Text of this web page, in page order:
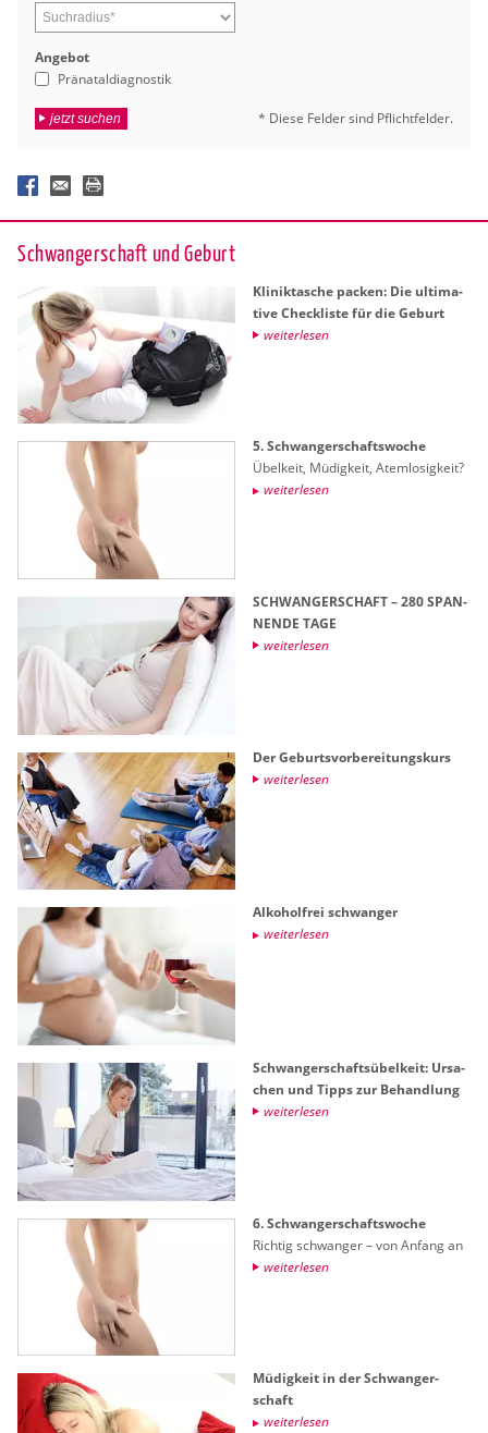
An­ge­bot
Pränataldiagnostik
jetzt suchen * Diese Fel­der sind Pflicht­fel­der.
Schwan­ger­schaft und Ge­burt
Kli­nik­ta­sche pa­cken: Die ul­ti­ma­
ti­ve Check­lis­te für die Ge­burt
wei­ter­le­sen
5. Schwan­ger­schafts­wo­che
Übel­keit, Mü­dig­keit, Atem­lo­sig­keit?
wei­ter­le­sen
SCHWAN­GER­SCHAFT – 280 SPAN­
NEN­DE TAGE
wei­ter­le­sen
Der Ge­burts­vor­be­rei­tungs­kurs
wei­ter­le­sen
Al­ko­hol­frei schwan­ger
wei­ter­le­sen
Schwan­ger­schafts­übel­keit: Ur­sa­
chen und Tipps zur Be­hand­lung
wei­ter­le­sen
6. Schwan­ger­schafts­wo­che
Rich­tig schwan­ger – von An­fang an
wei­ter­le­sen
Mü­dig­keit in der Schwan­ger­
schaft
wei­ter­le­sen